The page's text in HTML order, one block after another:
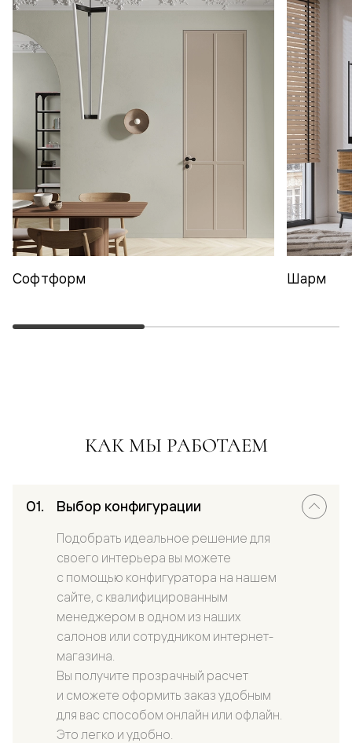
Софтформ Шарм
КАК МЫ РАБОТАЕМ
Выбор конфигурации
Подобрать идеальное решение для
своего интерьера вы можете
с помощью конфигуратора на нашем
сайте, с квалифицированным
менеджером в одном из наших
салонов или сотрудником интернет-
магазина.
Вы получите прозрачный расчет
и сможете оформить заказ удобным
для вас способом онлайн или офлайн.
Это легко и удобно.